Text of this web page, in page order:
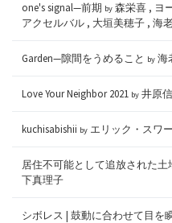
one's signal—前期 by 森栄喜 , ヨ
アクセルバル , 大垣美穂子 , 海
Garden—隙間をうめること by 海
Love Your Neighbor 2021 by 井原
kuchisabishii by エリック・スワ
居住不可能として追放された土
下真理子
シボレス | 鼓動に合わせて目を